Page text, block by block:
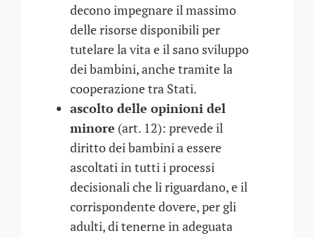
decono impegnare il massimo
delle risorse disponibili per
tutelare la vita e il sano sviluppo
dei bambini, anche tramite la
cooperazione tra Stati.
ascolto delle opinioni del
minore (art. 12): prevede il
diritto dei bambini a essere
ascoltati in tutti i processi
decisionali che li riguardano, e il
corrispondente dovere, per gli
adulti, di tenerne in adeguata